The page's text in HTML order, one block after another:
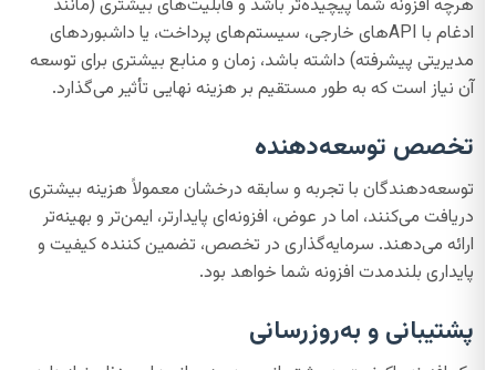
هرچه افزونه شما پیچیده‌تر باشد و قابلیت‌های بیشتری (مانند
ادغام با APIهای خارجی، سیستم‌های پرداخت، یا داشبوردهای
مدیریتی پیشرفته) داشته باشد، زمان و منابع بیشتری برای توسعه
آن نیاز است که به طور مستقیم بر هزینه نهایی تأثیر می‌گذارد.
تخصص توسعه‌دهنده
توسعه‌دهندگان با تجربه و سابقه درخشان معمولاً هزینه بیشتری
دریافت می‌کنند، اما در عوض، افزونه‌ای پایدارتر، ایمن‌تر و بهینه‌تر
ارائه می‌دهند. سرمایه‌گذاری در تخصص، تضمین کننده کیفیت و
پایداری بلندمدت افزونه شما خواهد بود.
پشتیبانی و به‌روزرسانی